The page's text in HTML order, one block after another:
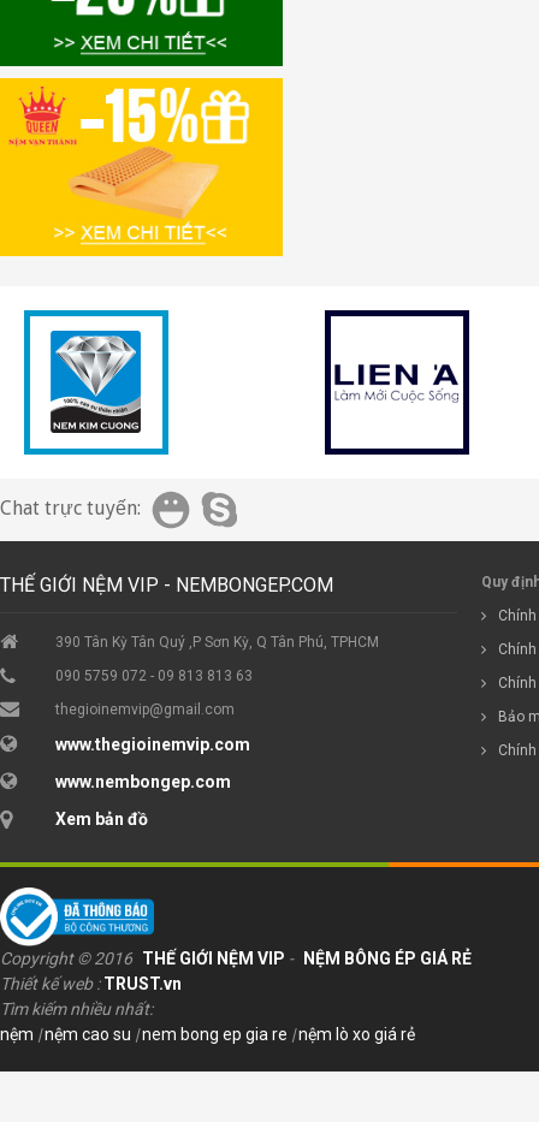
Chat trực tuyến:
THẾ GIỚI NỆM VIP - NEMBONGEP.COM
390 Tân Kỳ Tân Quý ,P Sơn Kỳ, Q Tân Phú, TPHCM
090 5759 072 - 09 813 813 63
thegioinemvip@gmail.com
www.thegioinemvip.com
www.nembongep.com
Xem bản đồ
Quy
Bảo
Copyright © 2016 THẾ GIỚI NỆM VIP -
NỆM BÔNG ÉP GIÁ RẺ
Thiết kế web : TRUST.vn
Tìm kiếm nhiều nhất:
nệm |nệm cao su |nem bong ep gia re |nệm lò xo giá rẻ